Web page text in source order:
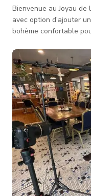
Bienvenue au Joyau
avec option d'ajouter
bohème confortable
rangée moderne,
cœur de Patterson
en conservant des
pour des séances
mais